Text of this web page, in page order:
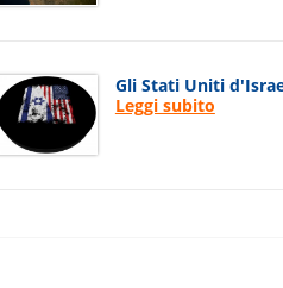
Gli Stati Uniti
Leggi subito